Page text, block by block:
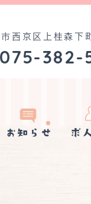
西京区上桂森下
075-382-
お知らせ 求